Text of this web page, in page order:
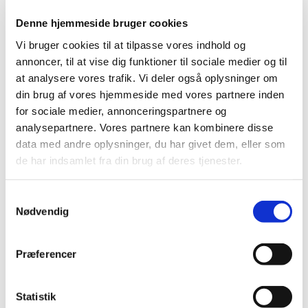
Denne hjemmeside bruger cookies
Vi bruger cookies til at tilpasse vores indhold og
annoncer, til at vise dig funktioner til sociale medier og til
at analysere vores trafik. Vi deler også oplysninger om
din brug af vores hjemmeside med vores partnere inden
for sociale medier, annonceringspartnere og
analysepartnere. Vores partnere kan kombinere disse
data med andre oplysninger, du har givet dem, eller som
de har indsamlet fra din brug af deres tjenester.
Nødvendig
Præferencer
Statistik
|10. marts 2026
Lægemiddelstyrelsen har udstedt et påbud om, at
apotekerne maksimalt må udlevere én pakning ad
Det klausulerede tilskud til
migrænemedicinen Vydura bortfalder den 25.
maj 2026
|10. marts 2026 |
Patienter, der anvender Vydura til akut behandling af
migræneanfald, skal fremover have bevilget…
Høring: Fremtidig tilskudsstatus for næsespray
med olopatadin + mometason, levocabastin og
|6. marts 2026
Medicintilskudsnævnet i et revideret forslag til